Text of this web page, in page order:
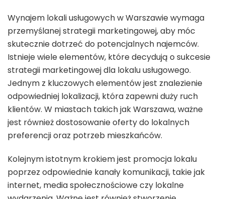
Wynajem lokali usługowych w Warszawie wymaga
przemyślanej strategii marketingowej, aby móc
skutecznie dotrzeć do potencjalnych najemców.
Istnieje wiele elementów, które decydują o sukcesie
strategii marketingowej dla lokalu usługowego.
Jednym z kluczowych elementów jest znalezienie
odpowiedniej lokalizacji, która zapewni duży ruch
klientów. W miastach takich jak Warszawa, ważne
jest również dostosowanie oferty do lokalnych
preferencji oraz potrzeb mieszkańców.
Kolejnym istotnym krokiem jest promocja lokalu
poprzez odpowiednie kanały komunikacji, takie jak
internet, media społecznościowe czy lokalne